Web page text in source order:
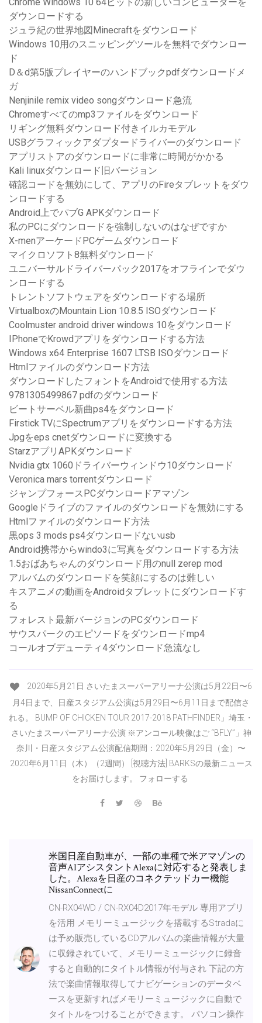
Chrome Windows 10 64ビットの新しいコンピューターを
ダウンロードする
ジュラ紀の世界地図Minecraftをダウンロード
Windows 10用のスニッピングツールを無料でダウンロー
ド
D＆d第5版プレイヤーのハンドブックpdfダウンロードメ
ガ
Nenjinile remix video songダウンロード急流
Chromeすべてのmp3ファイルをダウンロード
リギング無料ダウンロード付きイルカモデル
USBグラフィックアダプタードライバーのダウンロード
アプリストアのダウンロードに非常に時間がかかる
Kali linuxダウンロード旧バージョン
確認コードを無効にして、アプリのFireタブレットをダウ
ンロードする
Android上でパブG APKダウンロード
私のPCにダウンロードを強制しないのはなぜですか
X-menアーケードPCゲームダウンロード
マイクロソフト8無料ダウンロード
ユニバーサルドライバーパック2017をオフラインでダウ
ンロードする
トレントソフトウェアをダウンロードする場所
VirtualboxのMountain Lion 10.8.5 ISOダウンロード
Coolmuster android driver windows 10をダウンロード
IPhoneでKrowdアプリをダウンロードする方法
Windows x64 Enterprise 1607 LTSB ISOダウンロード
Htmlファイルのダウンロード方法
ダウンロードしたフォントをAndroidで使用する方法
9781305499867 pdfのダウンロード
ビートサーベル新曲ps4をダウンロード
Firstick TVにSpectrumアプリをダウンロードする方法
Jpgをeps cnetダウンロードに変換する
StarzアプリAPKダウンロード
Nvidia gtx 1060ドライバーウィンドウ10ダウンロード
Veronica mars torrentダウンロード
ジャンプフォースPCダウンロードアマゾン
Googleドライブのファイルのダウンロードを無効にする
Htmlファイルのダウンロード方法
黒ops 3 mods ps4ダウンロードないusb
Android携帯からwindo3に写真をダウンロードする方法
1.5おばあちゃんのダウンロード用のnull zerep mod
アルバムのダウンロードを笑顔にするのは難しい
キスアニメの動画をAndroidタブレットにダウンロードす
る
フォレスト最新バージョンのPCダウンロード
サウスパークのエピソードをダウンロードmp4
コールオブデューティ4ダウンロード急流なし
2020年5月21日 さいたまスーパーアリーナ公演は5月22日〜6
月4日まで、日産スタジアム公演は5月29日〜6月11日まで配信さ
れる。 BUMP OF CHICKEN TOUR 2017-2018 PATHFINDER」埼玉・
さいたまスーパーアリーナ公演 ※アンコール映像はご “BFLY”」神
奈川・日産スタジアム公演配信期間：2020年5月29日（金）〜
2020年6月11日（木）（2週間） [視聴方法] BARKSの最新ニュース
をお届けします。 フォローする
米国日産自動車が、一部の車種で米アマゾンの
音声AIアシスタントAlexaに対応すると発表しま
した。Alexaを日産のコネクテッドカー機能
NissanConnectに
CN-RX04WD / CN-RX04D2017年モデル 専用アプリ
を活用 メモリーミュージックを搭載するStradaに
は予め販売しているCDアルバムの楽曲情報が大量
に収録されていて、メモリーミュージックに録音
すると自動的にタイトル情報が付与され 下記の方
法で楽曲情報取得してナビゲーションのデータベ
ースを更新すればメモリーミュージックに自動で
タイトルをつけることができます。 パソコン操作